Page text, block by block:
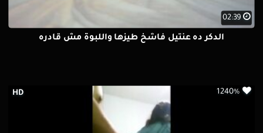
02:39
الدكر ده عنتيل فاشخ طيزها واللبوة مش قادره
HD 1240%